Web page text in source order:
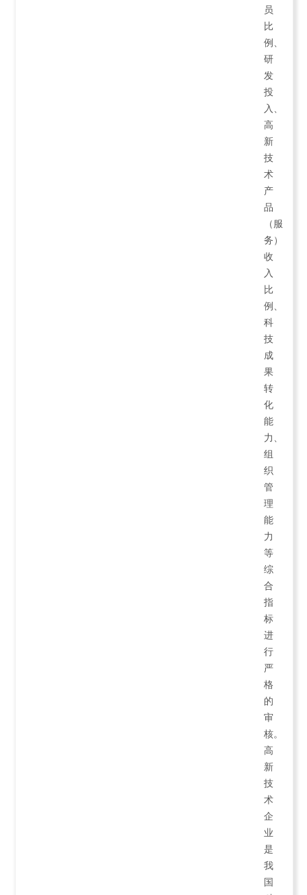
员
比
例、
研
发
投
入、
高
新
技
术
产
品
（服
务）
收
入
比
例、
科
技
成
果
转
化
能
力、
组
织
管
理
能
力
等
综
合
指
标
进
行
严
格
的
审
核。
高
新
技
术
企
业
是
我
国